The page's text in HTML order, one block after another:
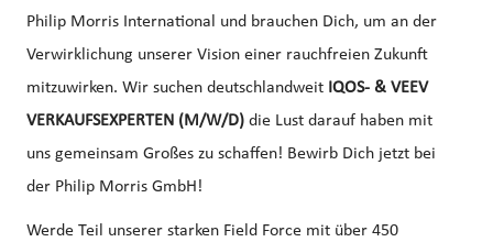
Philip Morris International und brauchen Dich, um an der
Verwirklichung unserer Vision einer rauchfreien Zukunft
mitzuwirken. Wir suchen deutschlandweit IQOS- & VEEV
VERKAUFSEXPERTEN (M/W/D) die Lust darauf haben mit
uns gemeinsam Großes zu schaffen! Bewirb Dich jetzt bei
der Philip Morris GmbH!
Werde Teil unserer starken Field Force mit über 450